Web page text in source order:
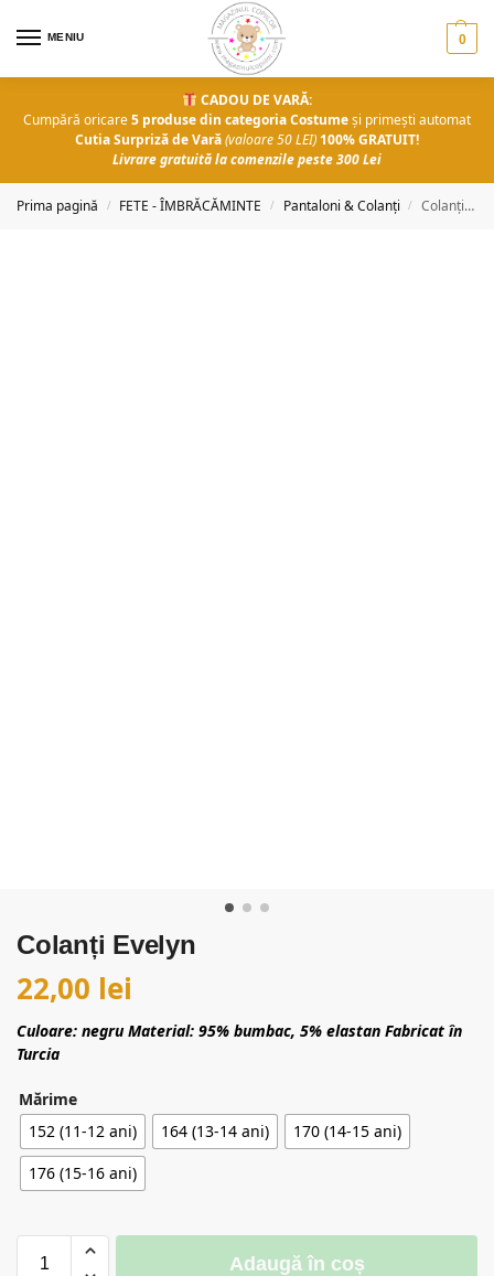
MENIU 0
CADOU DE VARĂ:
Cumpără oricare5 produse din categoria Costumeși primești automat
Cutia Surpriză de Vară(valoare 50 LEI) 100% GRATUIT!
Livrare gratuită la comenzile peste 300 Lei
Prima pagină / FETE - ÎMBRĂCĂMINTE / Pantaloni & Colanți / Colanți Evelyn
Colanți Evelyn
22,00 lei
Culoare: negru Material: 95% bumbac, 5% elastan Fabricat în
Turcia
Mărime
152 (11-12 ani)
164 (13-14 ani)
170 (14-15 ani)
176 (15-16 ani)
Adaugă în coș